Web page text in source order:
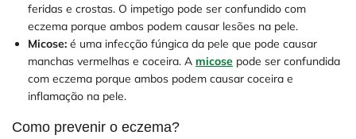
feridas e crostas. O impetigo pode ser confundido com
eczema porque ambos podem causar lesões na pele.
Micose: é uma infecção fúngica da pele que pode causar
manchas vermelhas e coceira. A micose pode ser confundida
com eczema porque ambos podem causar coceira e
inflamação na pele.
Como prevenir o eczema?